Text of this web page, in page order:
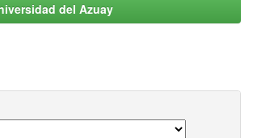
del Azuay